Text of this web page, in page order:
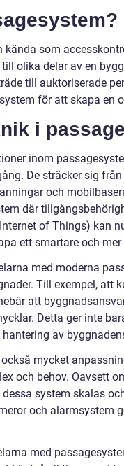
kända som
olika delar av en
till auktoriserade
för att skapa en
i
inom
De sträcker sig
och
där
of Things) kan
ett smartare och
med moderna
Till exempel, att
att
Detta ger inte
av
mycket
och behov. Oavsett
system skalas
och alarmsystem
med